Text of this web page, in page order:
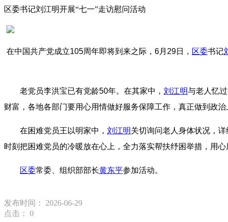
区委书记刘江明开展“七一”走访慰问活动
在中国共产党成立105周年即将到来之际，6月29日， 区委书记
老党员李洪宝已有党龄50年。在其家中，刘江明与老人忆
财富，各地各部门要用心用情做好服务保障工作，真正做到政
在困难党员王以明家中， 刘江明关切询问老人身体状况，
时刻把困难党员的冷暖放在心上，全力落实帮扶纾困举措，用
区委常委、组织部部长黄东平参加活动。
发布时间： 2026-06-29
点击： 0